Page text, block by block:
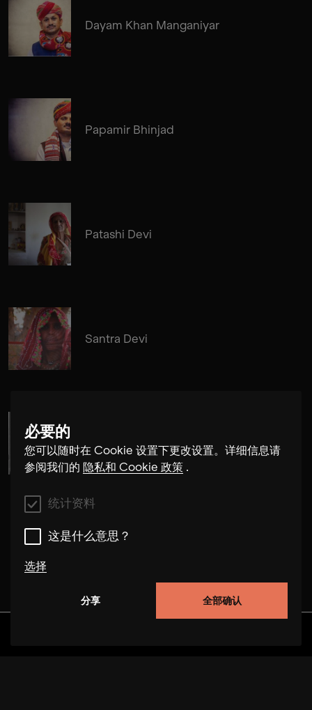
必要的
您可以随时在 Cookie 设置下更改设置。详细信息请
参阅我们的 隐私和 Cookie 政策 .
统计资料
这是什么意思？
选择
分享 全部确认
Dayam Khan Manganiyar
Papamir Bhinjad
Patashi Devi
Santra Devi
Cosima Gerhardt